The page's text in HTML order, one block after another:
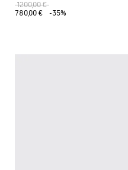
1200,00 €
780,00 €
-35%